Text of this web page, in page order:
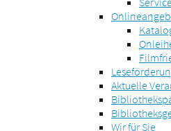
Aktuelle
Wir für Sie